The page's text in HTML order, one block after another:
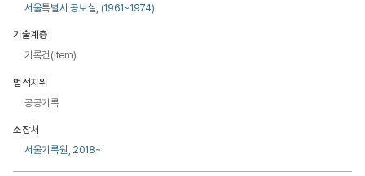
서울특별시 공보실, (1961~1974)
기술계층
기록건(Item)
법적지위
공공기록
소장처
서울기록원, 2018~